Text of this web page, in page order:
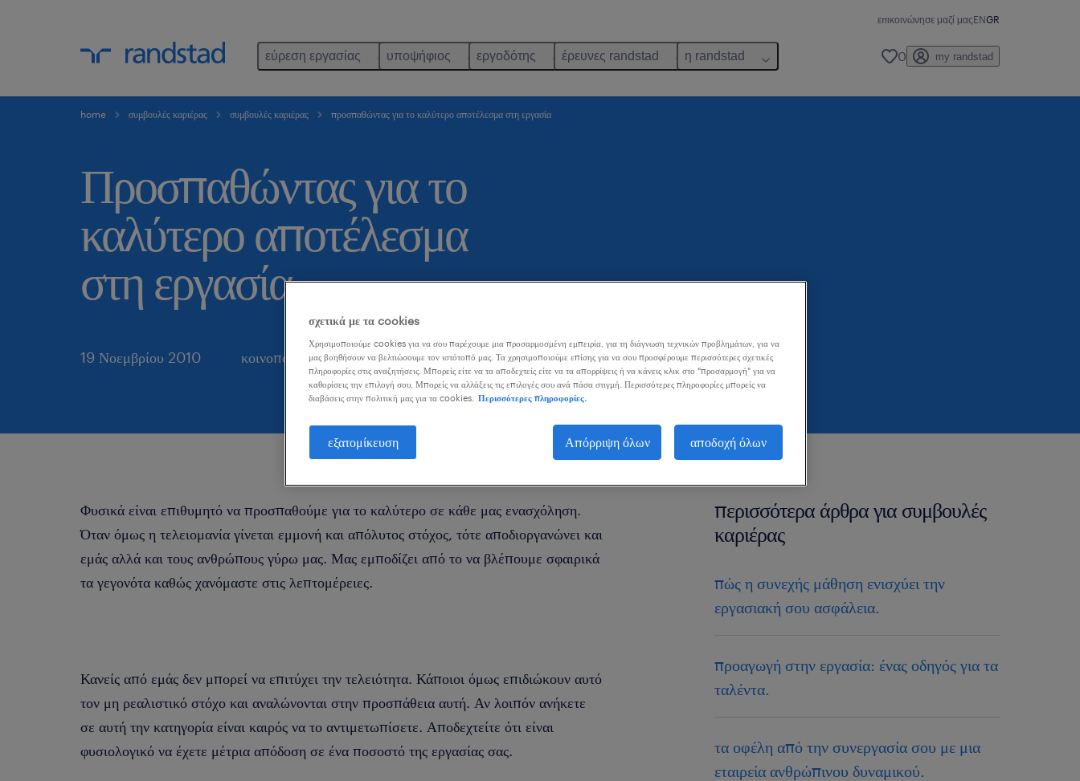
επικοινώνησε μαζί μαςENGR
εύρεση εργασίας υποψήφιος εργοδότης έρευνες randstad η randstad 0 my randstad
home συμβουλές καριέρας συμβουλές καριέρας προσπαθώντας για το καλύτερο αποτέλεσμα στη εργασία
Προσπαθώντας για το
καλύτερο αποτέλεσμα
στη εργασία
19 Νοεμβρίου 2010 κοινοποιήστε το άρθρο:
Φυσικά είναι επιθυμητό να προσπαθούμε για το καλύτερο σε κάθε μας ενασχόληση.
Όταν όμως η τελειομανία γίνεται εμμονή και απόλυτος στόχος, τότε αποδιοργανώνει και
εμάς αλλά και τους ανθρώπους γύρω μας. Μας εμποδίζει από το να βλέπουμε σφαιρικά
τα γεγονότα καθώς χανόμαστε στις λεπτομέρειες.
Κανείς από εμάς δεν μπορεί να επιτύχει την τελειότητα. Κάποιοι όμως επιδιώκουν αυτό
τον μη ρεαλιστικό στόχο και αναλώνονται στην προσπάθεια αυτή. Αν λοιπόν ανήκετε
σε αυτή την κατηγορία είναι καιρός να το αντιμετωπίσετε. Αποδεχτείτε ότι είναι
φυσιολογικό να έχετε μέτρια απόδοση σε ένα ποσοστό της εργασίας σας.
περισσότερα άρθρα για συμβουλές
καριέρας
πώς η συνεχής μάθηση ενισχύει την
εργασιακή σου ασφάλεια.
προαγωγή στην εργασία: ένας οδηγός για τα
ταλέντα.
τα οφέλη από την συνεργασία σου με μια
εταιρεία ανθρώπινου δυναμικού.
σχετικά με τα cookies
Χρησιμοποιούμε cookies για να σου παρέχουμε μια προσαρμοσμένη εμπειρία, για τη διάγνωση τεχνικών προβλημάτων, για να
μας βοηθήσουν να βελτιώσουμε τον ιστότοπό μας. Τα χρησιμοποιούμε επίσης για να σου προσφέρουμε περισσότερες σχετικές
πληροφορίες στις αναζητήσεις. Μπορείς είτε να τα αποδεχτείς είτε να τα απορρίψεις ή να κάνεις κλικ στο "προσαρμογή" για να
καθορίσεις την επιλογή σου. Μπορείς να αλλάξεις τις επιλογές σου ανά πάσα στιγμή. Περισσότερες πληροφορίες μπορείς να
διαβάσεις στην πολιτική μας για τα cookies.
Περισσότερες πληροφορίες.
εξατομίκευση Απόρριψη όλων αποδοχή όλων